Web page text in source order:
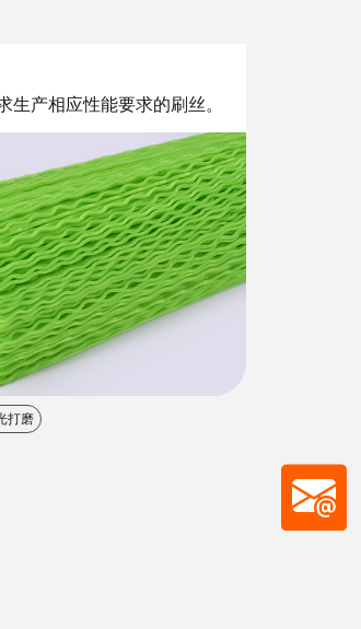
生产相应性能要求的刷丝。
打磨